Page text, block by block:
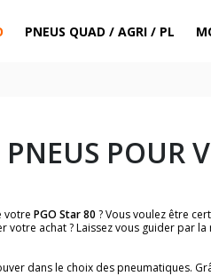
PNEUS QUAD / AGRI / PL
POUR
votre PGO Star 80 ? Vous voulez être
votre achat ? Laissez vous guider par
dans le choix des pneumatiques.